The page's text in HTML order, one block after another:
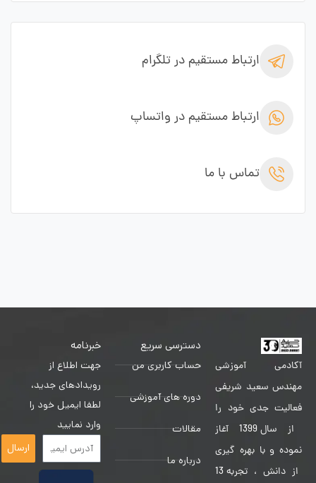
ارتباط مستقیم در تلگرام
ارتباط مستقیم در واتساپ
تماس با ما
آکادمی آموزشی
مهندس سعید شریفی
فعالیت جدی خود را
از سال 1399 آغاز
نموده و با بهره گیری
از دانش ، تجربه 13
دسترسی سریع
حساب کاربری من
دوره های آموزشی
مقالات
درباره ما
خبرنامه
جهت اطلاع از
رویدادهای جدید،
لطفا ایمیل خود را
وارد نمایید
ارسال